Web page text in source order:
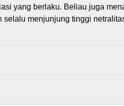
yang berlaku. Beliau juga
menjunjung tinggi